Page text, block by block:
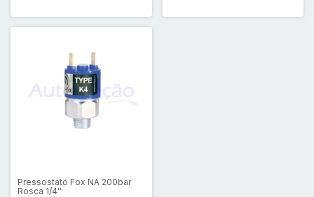
Pressostato Fox NA 200bar
Rosca 1/4''